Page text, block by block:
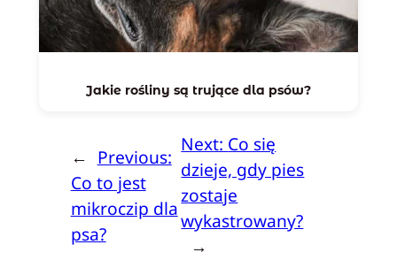
Jakie rośliny są trujące dla psów?
← Previous:
Co to jest
mikroczip dla
psa?
Next: Co się
dzieje, gdy pies
zostaje
wykastrowany?
→